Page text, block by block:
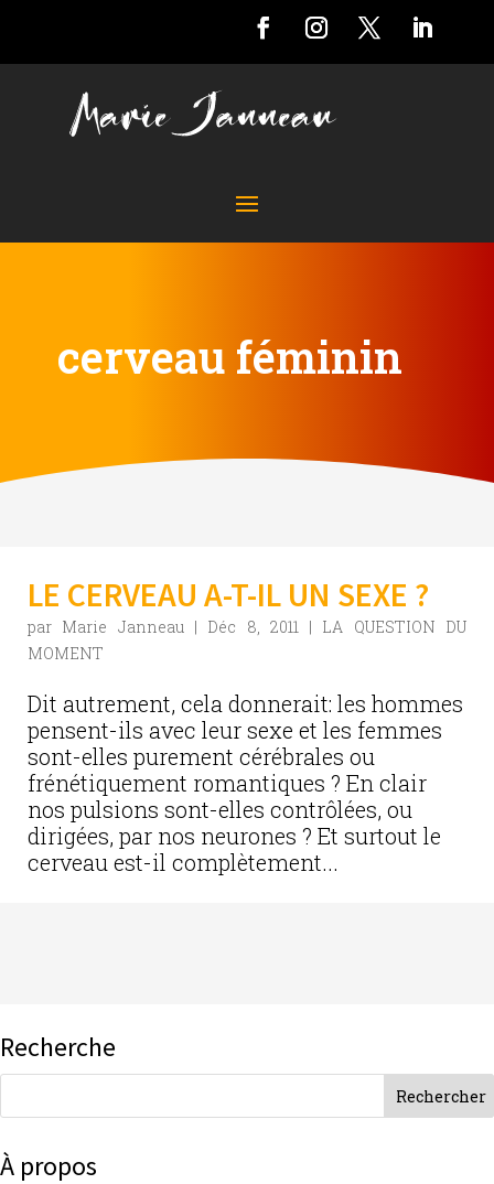
cerveau féminin
LE CERVEAU A-T-IL UN SEXE ?
par Marie Janneau| Déc 8, 2011| LA QUESTION DU
MOMENT
Dit autrement, cela donnerait: les hommes
pensent-ils avec leur sexe et les femmes
sont-elles purement cérébrales ou
frénétiquement romantiques ? En clair
nos pulsions sont-elles contrôlées, ou
dirigées, par nos neurones ? Et surtout le
cerveau est-il complètement...
Recherche
À propos